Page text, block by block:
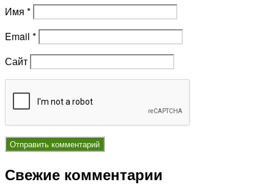
Имя *
Email *
Сайт
Свежие комментарии